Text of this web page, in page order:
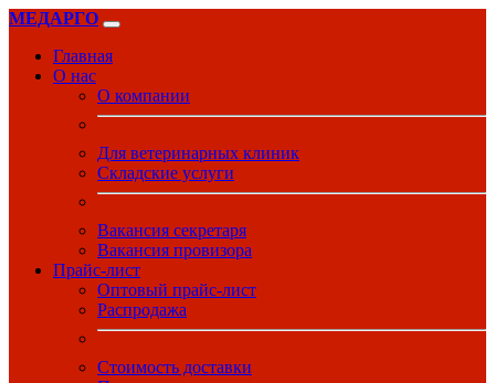
МЕДАРГО
Главная
О нас
О компании
Для ветеринарных клиник
Складские услуги
Вакансия секретаря
Вакансия провизора
Прайс-лист
Оптовый прайс-лист
Распродажа
Стоимость доставки